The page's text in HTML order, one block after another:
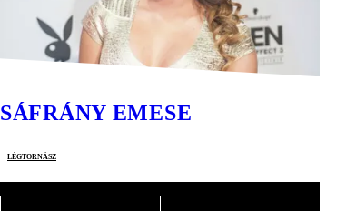
SÁFRÁNY EMESE
légtornász